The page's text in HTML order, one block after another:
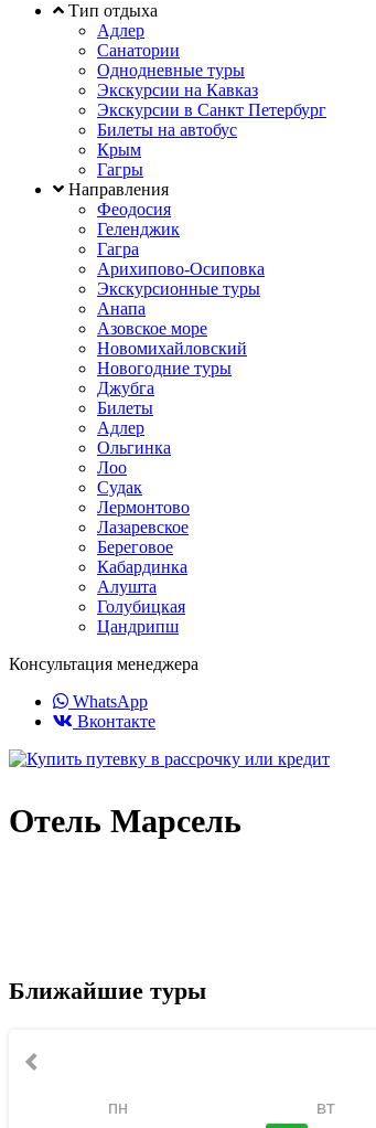
Тип отдыха
Адлер
Санатории
Однодневные туры
Экскурсии на Кавказ
Экскурсии в Санкт Петербург
Билеты на автобус
Крым
Гагры
Направления
Феодосия
Геленджик
Гагра
Арихипово-Осиповка
Экскурсионные туры
Анапа
Азовское море
Новомихайловский
Новогодние туры
Джубга
Билеты
Адлер
Ольгинка
Лоо
Судак
Лермонтово
Лазаревское
Береговое
Кабардинка
Алушта
Голубицкая
Цандрипш
Консультация менеджера
WhatsApp
Вконтакте
Отель Марсель
Ближайшие туры
пн вт